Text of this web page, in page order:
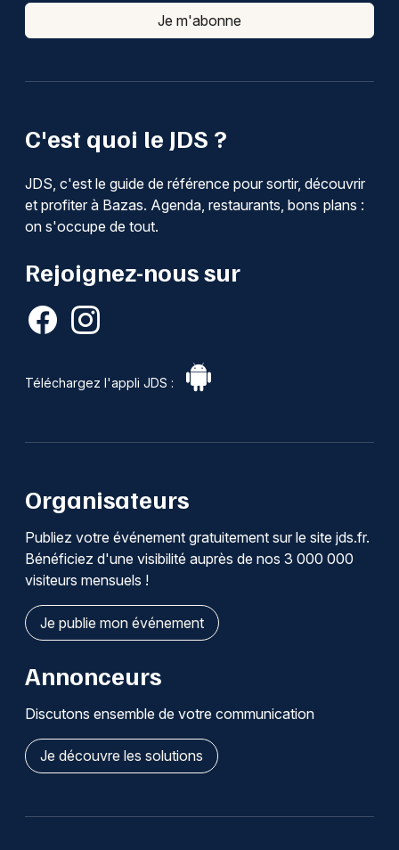
C'est quoi le JDS ?
JDS, c'est le guide de référence pour sortir, découvrir
et profiter à Bazas. Agenda, restaurants, bons plans :
on s'occupe de tout.
Rejoignez-nous sur
Téléchargez l'appli JDS :
Je m'abonne
Organisateurs
Publiez votre événement gratuitement sur le site jds.fr.
Bénéficiez d'une visibilité auprès de nos 3 000 000
visiteurs mensuels !
Je publie mon événement
Annonceurs
Discutons ensemble de votre communication
Je découvre les solutions